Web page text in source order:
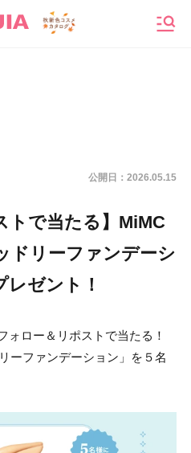
公開日： 2026.05.15
トで当たる】MiMC
ドリーファンデーシ
レゼント！
ォロー＆リポストで当たる！
ーファンデーション」を５名